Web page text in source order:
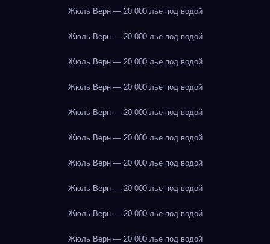
Жюль Верн — 20 000 лье под водой
Жюль Верн — 20 000 лье под водой
Жюль Верн — 20 000 лье под водой
Жюль Верн — 20 000 лье под водой
Жюль Верн — 20 000 лье под водой
Жюль Верн — 20 000 лье под водой
Жюль Верн — 20 000 лье под водой
Жюль Верн — 20 000 лье под водой
Жюль Верн — 20 000 лье под водой
Жюль Верн — 20 000 лье под водой